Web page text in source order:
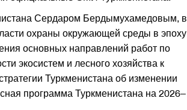
Сердаром Бердымухамедовым, в
охраны окружающей среды в эпоху
основных направлений работ по
экосистем и лесного хозяйства к
Туркменистана об изменении
программа Туркменистана на 2026–